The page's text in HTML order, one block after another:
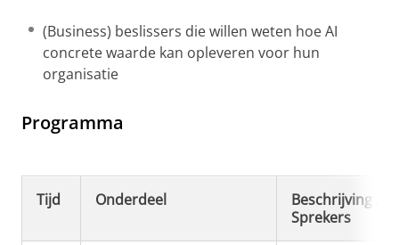
(Business) beslissers die willen weten hoe AI
concrete waarde kan opleveren voor hun
organisatie
Programma
Tijd Onderdeel
Beschrijving /
Sprekers